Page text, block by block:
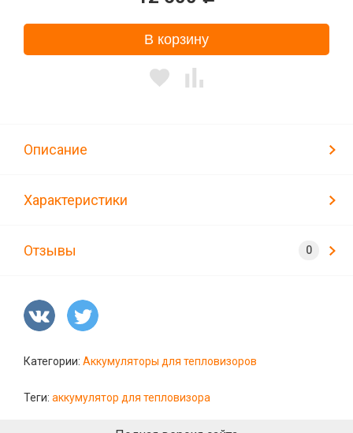
В корзину
Описание
Характеристики
Отзывы
Категории: Аккумуляторы для тепловизоров
Теги: аккумулятор для тепловизора